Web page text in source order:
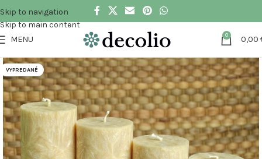
Skip to navigation
Skip to main content
MENU
0 0,00
VYPREDANÉ